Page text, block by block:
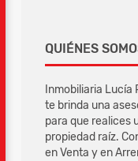
QUIÉNES
Inmobiliaria Lucía
te brinda una
para que realices
propiedad raíz.
en Venta y en